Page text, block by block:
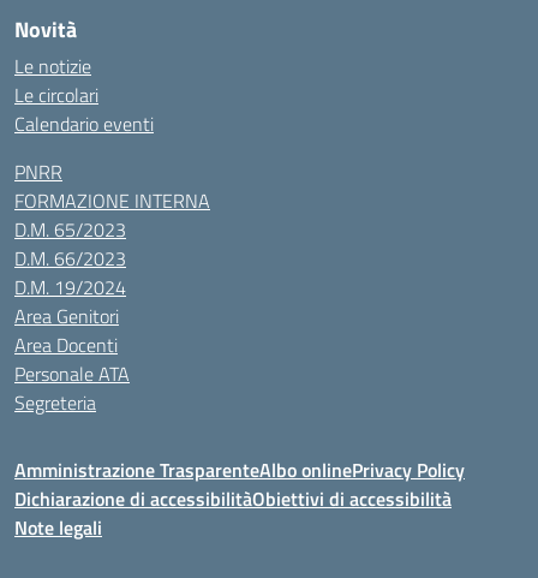
Novità
Le notizie
Le circolari
Calendario eventi
PNRR
FORMAZIONE INTERNA
D.M. 65/2023
D.M. 66/2023
D.M. 19/2024
Area Genitori
Area Docenti
Personale ATA
Segreteria
Amministrazione TrasparenteAlbo onlinePrivacy Policy
Dichiarazione di accessibilitàObiettivi di accessibilità
Note legali